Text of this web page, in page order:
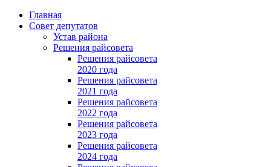
Главная
Совет депутатов
Устав района
Решения райсовета
Решения райсовета
2020 года
Решения райсовета
2021 года
Решения райсовета
2022 года
Решения райсовета
2023 года
Решения райсовета
2024 года